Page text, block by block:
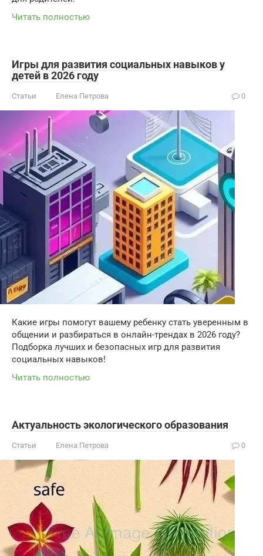
Читать полностью
Игры для развития социальных навыков у
детей в 2026 году
Статьи Елена Петрова 0
Какие игры помогут вашему ребенку стать уверенным в
общении и разбираться в онлайн-трендах в 2026 году?
Подборка лучших и безопасных игр для развития
социальных навыков!
Читать полностью
Актуальность экологического образования
Статьи Елена Петрова 0